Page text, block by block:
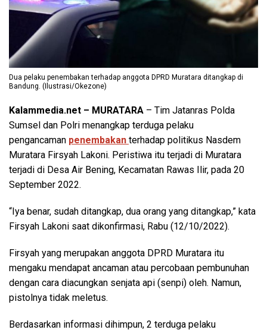
Dua pelaku penembakan terhadap anggota DPRD Muratara ditangkap di
Bandung. (Ilustrasi/Okezone)
Kalammedia.net – MURATARA – Tim Jatanras Polda
Sumsel dan Polri menangkap terduga pelaku
pengancaman penembakan terhadap politikus Nasdem
Muratara Firsyah Lakoni. Peristiwa itu terjadi di Muratara
terjadi di Desa Air Bening, Kecamatan Rawas Ilir, pada 20
September 2022.
“Iya benar, sudah ditangkap, dua orang yang ditangkap,” kata
Firsyah Lakoni saat dikonfirmasi, Rabu (12/10/2022).
Firsyah yang merupakan anggota DPRD Muratara itu
mengaku mendapat ancaman atau percobaan pembunuhan
dengan cara diacungkan senjata api (senpi) oleh. Namun,
pistolnya tidak meletus.
Berdasarkan informasi dihimpun, 2 terduga pelaku